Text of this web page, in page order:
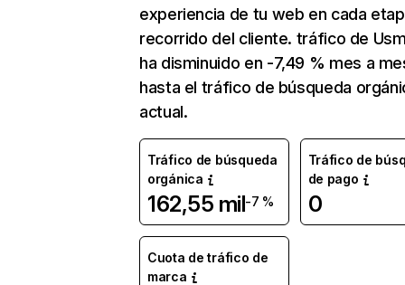
experiencia de tu web en cada
recorrido del cliente. tráfico de
ha disminuido en -7,49 % mes a
hasta el tráfico de búsqueda
actual.
Tráfico de búsqueda
orgánica
162,55 mil-7 %
Tráfico de
de pago
0
Cuota de tráfico de
marca